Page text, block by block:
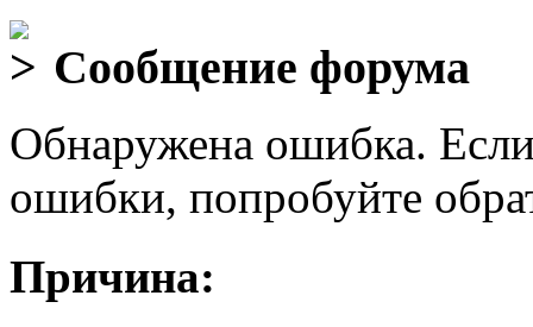
Сообщение форума
Обнаружена ошибка.
ошибки, попробуйте
Причина: